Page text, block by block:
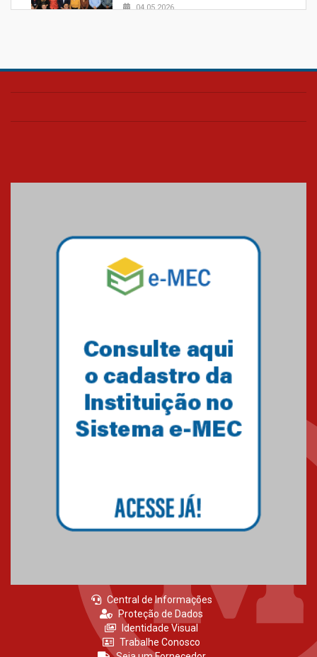
04.05.2026
Confira como foi o culto mensal
Mackenzie mobiliza campanha
solidária para apoiar famílias em
Minas Gerais
Primeiro culto do ano ressalta o
27.02.2026
Central de Informações
Proteção de Dados
Identidade Visual
Trabalhe Conosco